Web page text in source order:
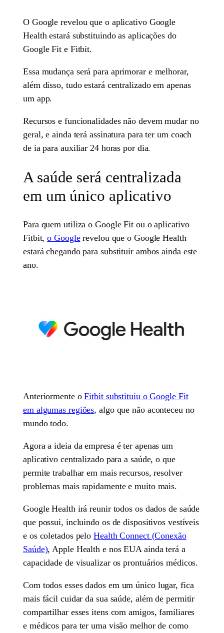
O Google revelou que o aplicativo Google
Health estará substituindo as aplicações do
Google Fit e Fitbit.
Essa mudança será para aprimorar e melhorar,
além disso, tudo estará centralizado em apenas
um app.
Recursos e funcionalidades não devem mudar no
geral, e ainda terá assinatura para ter um coach
de ia para auxiliar 24 horas por dia.
A saúde será centralizada
em um único aplicativo
Para quem utiliza o Google Fit ou o aplicativo
Fitbit,o Googlerevelou que o Google Health
estará chegando para substituir ambos ainda este
ano.
Anteriormente oFitbit substituiu o Google Fit
em algumas regiões, algo que não aconteceu no
mundo todo.
Agora a ideia da empresa é ter apenas um
aplicativo centralizado para a saúde, o que
permite trabalhar em mais recursos, resolver
problemas mais rapidamente e muito mais.
Google Health irá reunir todos os dados de saúde
que possui, incluindo os de dispositivos vestíveis
e os coletados peloHealth Connect (Conexão
Saúde), Apple Health e nos EUA ainda terá a
capacidade de visualizar os prontuários médicos.
Com todos esses dados em um único lugar, fica
mais fácil cuidar da sua saúde, além de permitir
compartilhar esses itens com amigos, familiares
e médicos para ter uma visão melhor de como